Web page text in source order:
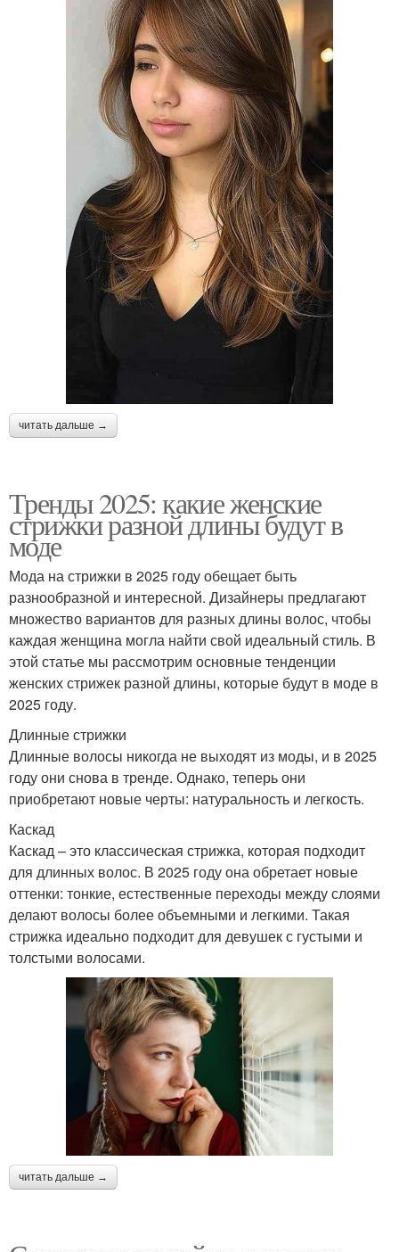
читать дальше →
Тренды 2025: какие женские
стрижки разной длины будут в
моде
Мода на стрижки в 2025 году обещает быть
разнообразной и интересной. Дизайнеры предлагают
множество вариантов для разных длины волос, чтобы
каждая женщина могла найти свой идеальный стиль. В
этой статье мы рассмотрим основные тенденции
женских стрижек разной длины, которые будут в моде в
2025 году.
Длинные стрижки
Длинные волосы никогда не выходят из моды, и в 2025
году они снова в тренде. Однако, теперь они
приобретают новые черты: натуральность и легкость.
Каскад
Каскад – это классическая стрижка, которая подходит
для длинных волос. В 2025 году она обретает новые
оттенки: тонкие, естественные переходы между слоями
делают волосы более объемными и легкими. Такая
стрижка идеально подходит для девушек с густыми и
толстыми волосами.
читать дальше →